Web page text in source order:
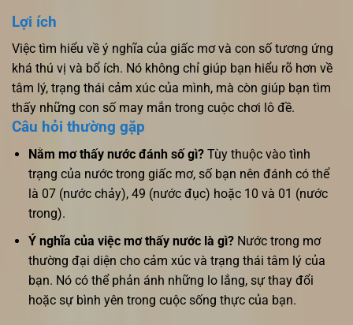
Lợi ích
Việc tìm hiểu về ý nghĩa của giấc mơ và con số tương ứng
khá thú vị và bổ ích. Nó không chỉ giúp bạn hiểu rõ hơn về
tâm lý, trạng thái cảm xúc của mình, mà còn giúp bạn tìm
thấy những con số may mắn trong cuộc chơi lô đề.
Câu hỏi thường gặp
Nằm mơ thấy nước đánh số gì?Tùy thuộc vào tình
trạng của nước trong giấc mơ, số bạn nên đánh có thể
là 07 (nước chảy), 49 (nước đục) hoặc 10 và 01 (nước
trong).
Ý nghĩa của việc mơ thấy nước là gì?Nước trong mơ
thường đại diện cho cảm xúc và trạng thái tâm lý của
bạn. Nó có thể phản ánh những lo lắng, sự thay đổi
hoặc sự bình yên trong cuộc sống thực của bạn.